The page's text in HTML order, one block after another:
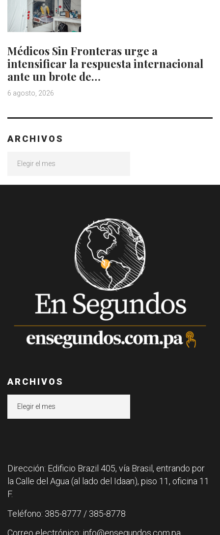
Médicos Sin Fronteras urge a
intensificar la respuesta internacional
ante un brote de…
6 agosto, 2026
ARCHIVOS
ARCHIVOS
Dirección: Edificio Brazil 405, vía Brasil, entrando por
la Calle del Agua (al lado del Idaan), piso 11, oficina 11
F.
Teléfono: 385-8777 / 385-8778
Correo electrónico: info@ensegundos.com.pa